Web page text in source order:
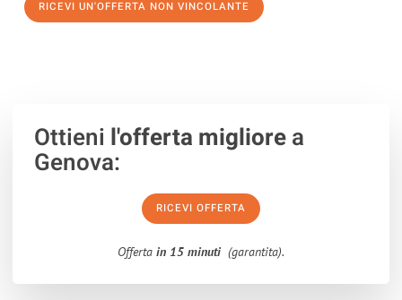
RICEVI UN'OFFERTA NON VINCOLANTE
Ottieni l'offerta migliorea
Genova:
RICEVI OFFERTA
Offerta in 15 minuti (garantita).